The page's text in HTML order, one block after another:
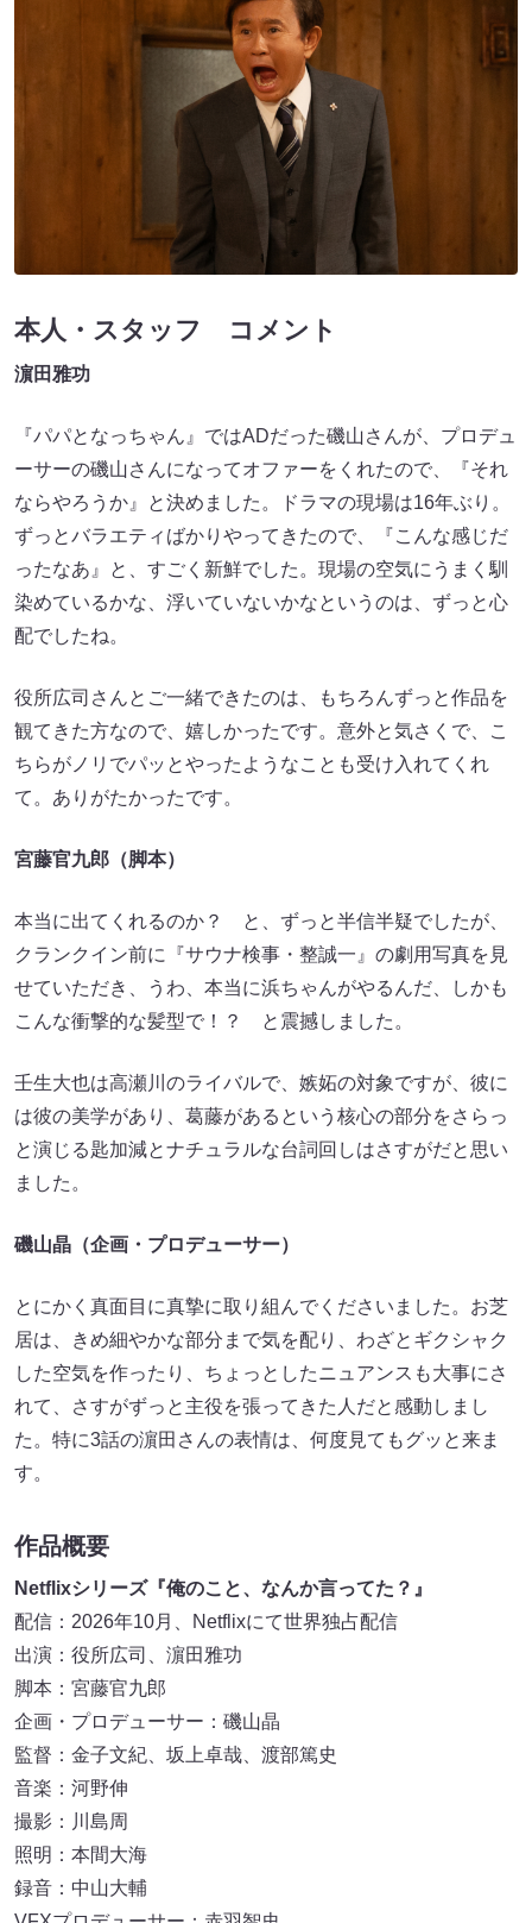
本人・スタッフ コメント
濵田雅功
『パパとなっちゃん』ではADだった磯山さんが、プロデュ
ーサーの磯山さんになってオファーをくれたので、『それ
ならやろうか』と決めました。ドラマの現場は16年ぶり。
ずっとバラエティばかりやってきたので、『こんな感じだ
ったなあ』と、すごく新鮮でした。現場の空気にうまく馴
染めているかな、浮いていないかなというのは、ずっと心
配でしたね。
役所広司さんとご一緒できたのは、もちろんずっと作品を
観てきた方なので、嬉しかったです。意外と気さくで、こ
ちらがノリでパッとやったようなことも受け入れてくれ
て。ありがたかったです。
宮藤官九郎（脚本）
本当に出てくれるのか？ と、ずっと半信半疑でしたが、
クランクイン前に『サウナ検事・整誠一』の劇用写真を見
せていただき、うわ、本当に浜ちゃんがやるんだ、しかも
こんな衝撃的な髪型で！？ と震撼しました。
壬生大也は高瀬川のライバルで、嫉妬の対象ですが、彼に
は彼の美学があり、葛藤があるという核心の部分をさらっ
と演じる匙加減とナチュラルな台詞回しはさすがだと思い
ました。
磯山晶（企画・プロデューサー）
とにかく真面目に真摯に取り組んでくださいました。お芝
居は、きめ細やかな部分まで気を配り、わざとギクシャク
した空気を作ったり、ちょっとしたニュアンスも大事にさ
れて、さすがずっと主役を張ってきた人だと感動しまし
た。特に3話の濵田さんの表情は、何度見てもグッと来ま
す。
作品概要
Netflixシリーズ『俺のこと、なんか言ってた？』
配信：2026年10月、Netflixにて世界独占配信
出演：役所広司、濵田雅功
脚本：宮藤官九郎
企画・プロデューサー：磯山晶
監督：金子文紀、坂上卓哉、渡部篤史
音楽：河野伸
撮影：川島周
照明：本間大海
録音：中山大輔